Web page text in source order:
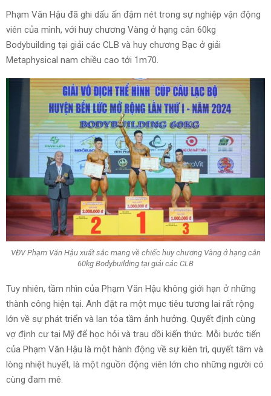
Phạm Văn Hậu đã ghi dấu ấn đậm nét trong sự nghiệp vận động
viên của mình, với huy chương Vàng ở hạng cân 60kg
Bodybuilding tại giải các CLB và huy chương Bạc ở giải
Metaphysical nam chiều cao tới 1m70.
VĐV Phạm Văn Hậu xuất sắc mang về chiếc huy chương Vàng ở hạng cân
60kg Bodybuilding tại giải các CLB
Tuy nhiên, tầm nhìn của Phạm Văn Hậu không giới hạn ở những
thành công hiện tại. Anh đặt ra một mục tiêu tương lai rất rộng
lớn về sự phát triển và lan tỏa tầm ảnh hưởng. Quyết định cùng
vợ định cư tại Mỹ để học hỏi và trau dồi kiến thức. Mỗi bước tiến
của Phạm Văn Hậu là một hành động về sự kiên trì, quyết tâm và
lòng nhiệt huyết, là một nguồn động viên lớn cho những người có
cùng đam mê.